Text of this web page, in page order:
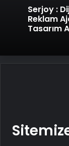
Serjoy : Dijital Medya Ajansı, Google
Reklam
Tasarım